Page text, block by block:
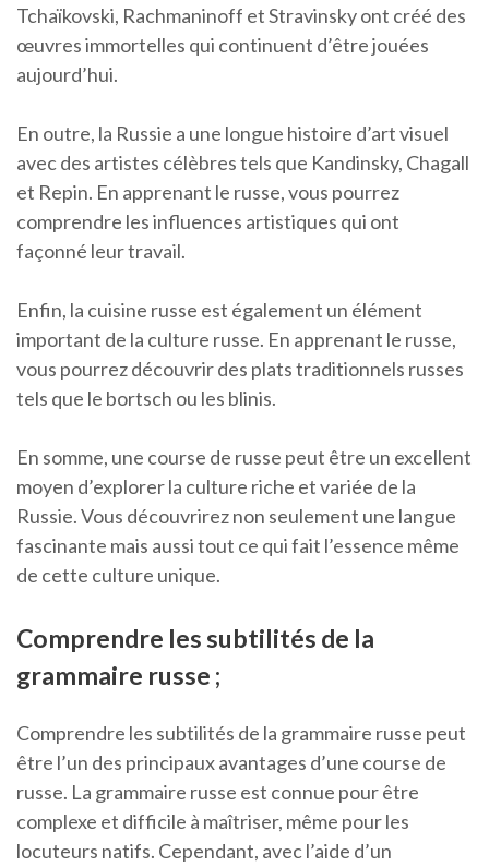
Tchaïkovski, Rachmaninoff et Stravinsky ont créé des
œuvres immortelles qui continuent d’être jouées
aujourd’hui.
En outre, la Russie a une longue histoire d’art visuel
avec des artistes célèbres tels que Kandinsky, Chagall
et Repin. En apprenant le russe, vous pourrez
comprendre les influences artistiques qui ont
façonné leur travail.
Enfin, la cuisine russe est également un élément
important de la culture russe. En apprenant le russe,
vous pourrez découvrir des plats traditionnels russes
tels que le bortsch ou les blinis.
En somme, une course de russe peut être un excellent
moyen d’explorer la culture riche et variée de la
Russie. Vous découvrirez non seulement une langue
fascinante mais aussi tout ce qui fait l’essence même
de cette culture unique.
Comprendre les subtilités de la
grammaire russe ;
Comprendre les subtilités de la grammaire russe peut
être l’un des principaux avantages d’une course de
russe. La grammaire russe est connue pour être
complexe et difficile à maîtriser, même pour les
locuteurs natifs. Cependant, avec l’aide d’un